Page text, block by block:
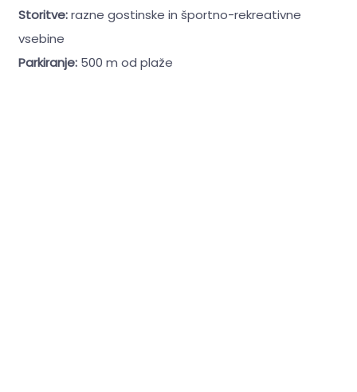
Storitve:razne gostinske in športno-rekreativne
vsebine
Parkiranje: 500 m od plaže